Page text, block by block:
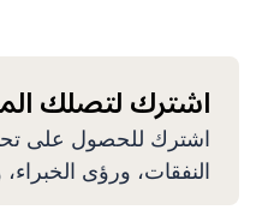
اشترك لتصلك
اشترك للحصول على
النفقات، ورؤى